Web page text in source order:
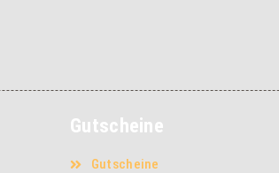
Gutscheine
Gutscheine